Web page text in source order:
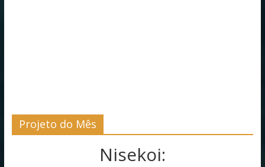
Projeto do Mês
Nisekoi: